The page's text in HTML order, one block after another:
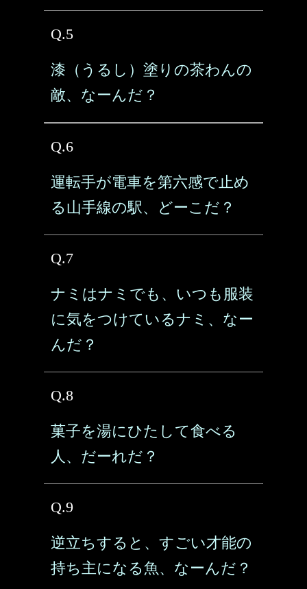
Q.5
漆（うるし）塗りの茶わんの
敵、なーんだ？
Q.6
運転手が電車を第六感で止め
る山手線の駅、どーこだ？
Q.7
ナミはナミでも、いつも服装
に気をつけているナミ、なー
んだ？
Q.8
菓子を湯にひたして食べる
人、だーれだ？
Q.9
逆立ちすると、すごい才能の
持ち主になる魚、なーんだ？